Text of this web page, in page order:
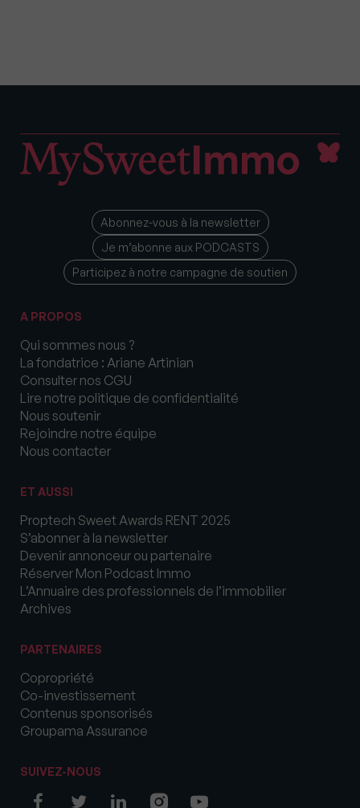
Abonnez-vous à la newsletter
Je m’abonne aux PODCASTS
Participez à notre campagne de soutien
A PROPOS
Qui sommes nous ?
La fondatrice : Ariane Artinian
Consulter nos CGU
Lire notre politique de confidentialité
Nous soutenir
Rejoindre notre équipe
Nous contacter
ET AUSSI
Proptech Sweet Awards RENT 2025
S’abonner à la newsletter
Devenir annonceur ou partenaire
Réserver Mon Podcast Immo
L’Annuaire des professionnels de l’immobilier
Archives
PARTENAIRES
Copropriété
Co-investissement
Contenus sponsorisés
Groupama Assurance
SUIVEZ-NOUS